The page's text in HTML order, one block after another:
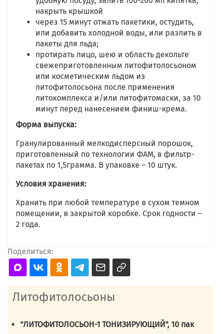
накрыть крышкой
через 15 минут отжать пакетики, остудить,
или добавить холодной воды, или разлить в
пакеты для льда;
протирать лицо, шею и область декольте
свежеприготовленным литофитолосьоном
или косметическим льдом из
литофитолосьона после применения
литокомплекса и/или литофитомаски, за 10
минут перед нанесением финиш-крема.
Форма выпуска:
Гранулированный мелкодисперсный порошок,
приготовленный по технологии ФАМ, в фильтр-
пакетах по 1,5грамма. В упаковке – 10 штук.
Условия хранения:
Хранить при любой температуре в сухом темном
помещении, в закрытой коробке. Срок годности –
2 года.
Поделиться:
Литофитолосьоны
"ЛИТОФИТОЛОСЬОН-1 ТОНИЗИРУЮЩИЙ", 10 пак